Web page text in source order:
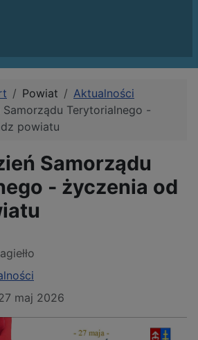
Powiat
Aktualności
Samorządu Terytorialnego -
powiatu
Samorządu
- życzenia od
maj 2026